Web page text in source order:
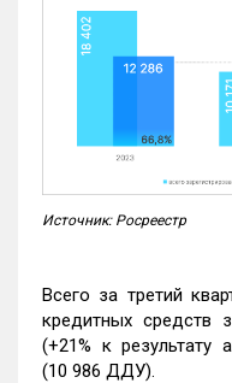
Источник: Росреестр
Всего за третий
кредитных средств
(+21% к
(10 986 ДДУ).